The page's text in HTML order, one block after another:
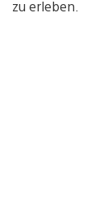
zu erleben.